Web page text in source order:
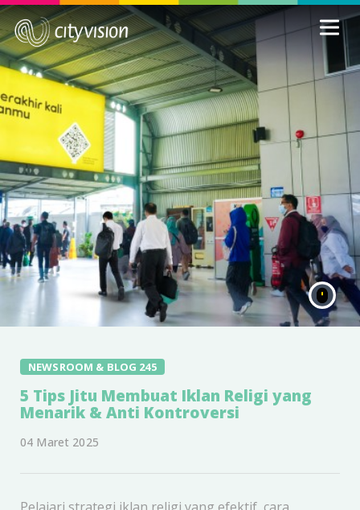
NEWSROOM & BLOG 245
5 Tips Jitu Membuat Iklan Religi yang
Menarik & Anti Kontroversi
04 Maret 2025